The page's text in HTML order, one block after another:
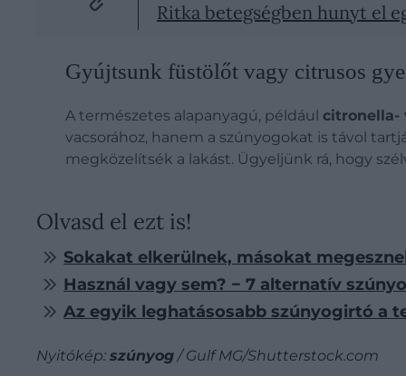
Ritka betegségben hunyt el
Gyújtsunk füstölőt vagy citrusos
A természetes alapanyagú, például citronella-
vacsorához, hanem a szúnyogokat is távol
megközelítsék a lakást. Ügyeljünk rá, hogy
Olvasd el ezt is!
Sokakat elkerülnek, másokat
Használ vagy sem? − 7 alternatív
Az egyik leghatásosabb szúnyogirtó a
Nyitókép: szúnyog/ Gulf MG/Shutterstock.com